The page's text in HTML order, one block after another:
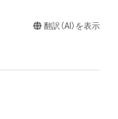
翻訳（AI）を表示